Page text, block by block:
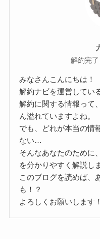
解約完
みなさんこんにちは！
解約ナビを運営してい
解約に関する情報って
ん溢れていますよね。
でも、どれが本当の情
ない…
そんなあなたのために
を分かりやすく解説し
このブログを読めば、
も！？
よろしくお願いします！